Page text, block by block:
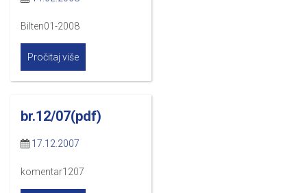
Bilten01-2008
Pročitaj više
br.12/07(pdf)
17.12.2007
komentar1207